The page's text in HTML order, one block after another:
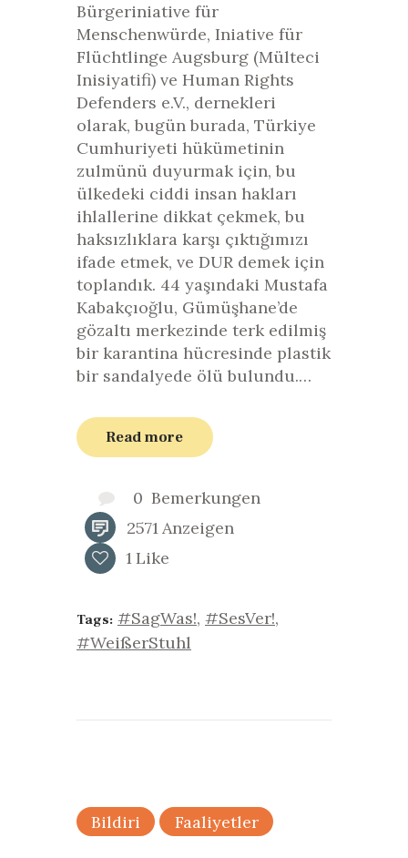
Bürgeriniative für
Menschenwürde, Iniative für
Flüchtlinge Augsburg (Mülteci
Inisiyatifi) ve Human Rights
Defenders e.V., dernekleri
olarak, bugün burada, Türkiye
Cumhuriyeti hükümetinin
zulmünü duyurmak için, bu
ülkedeki ciddi insan hakları
ihlallerine dikkat çekmek, bu
haksızlıklara karşı çıktığımızı
ifade etmek, ve DUR demek için
toplandık. 44 yaşındaki Mustafa
Kabakçıoğlu, Gümüşhane’de
gözaltı merkezinde terk edilmiş
bir karantina hücresinde plastik
bir sandalyede ölü bulundu.…
Read more
0 Bemerkungen
2571Anzeigen
1Like
Tags: #SagWas!, #SesVer!,
#WeißerStuhl
Bildiri Faaliyetler